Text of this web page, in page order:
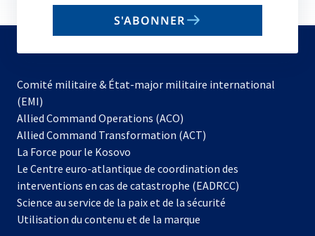
email
S'ABONNER
Comité militaire & État-major militaire international
(EMI)
Allied Command Operations (ACO)
dans
nouvel
onglet
Allied Command Transformation (ACT)
La Force pour le Kosovo
dans
un
nouvel
onglet
Le Centre euro-atlantique de coordination des
interventions en cas de catastrophe (EADRCC)
Science au service de la paix et de la sécurité
Utilisation du contenu et de la marque